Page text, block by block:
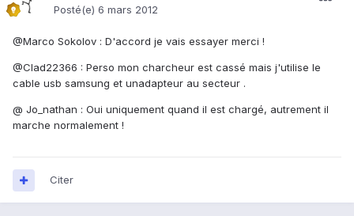
Posté(e) 6 mars 2012
@Marco Sokolov : D'accord je vais essayer merci !
@Clad22366 : Perso mon charcheur est cassé mais j'utilise le
cable usb samsung et unadapteur au secteur .
@ Jo_nathan : Oui uniquement quand il est chargé, autrement il
marche normalement !
Citer